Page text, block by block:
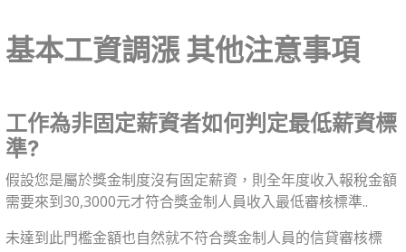
基本工資調漲 其他注意事項
工作為非固定薪資者如何判定最低薪資標
準?
假設您是屬於獎金制度沒有固定薪資，則全年度收入報稅金額
需要來到30,3000元才符合獎金制人員收入最低審核標準..
未達到此門檻金額也自然就不符合獎金制人員的信貸審核標